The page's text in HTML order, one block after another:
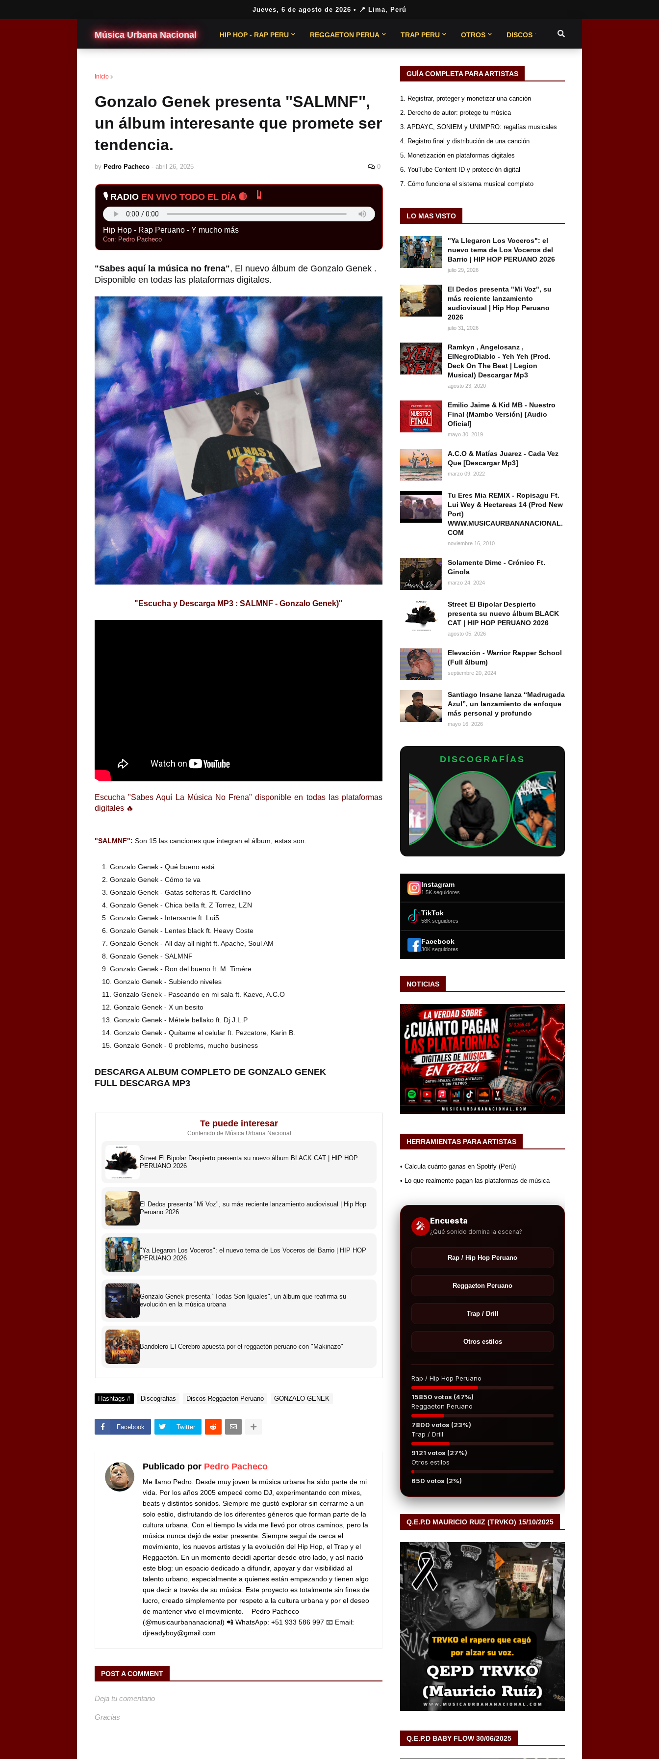
Jueves, 6 de agosto de 2026 • 📍 Lima, Perú
Música Urbana Nacional HIP HOP - RAP PERU REGGAETON PERUA TRAP PERU OTROS DISCOS
Inicio
Gonzalo Genek presenta "SALMNF",
un álbum interesante que promete ser
tendencia.
by Pedro Pacheco - abril 26, 2025 0
🎙️ RADIO EN VIVO TODO EL DÍA 🔴
Hip Hop - Rap Peruano - Y mucho más
Con: Pedro Pacheco
"Sabes aquí la música no frena", El nuevo álbum de Gonzalo Genek .
Disponible en todas las plataformas digitales.
"Escucha y Descarga MP3 : SALMNF - Gonzalo Genek)''
Escucha "Sabes Aquí La Música No Frena" disponible en todas las plataformas
digitales 🔥
"SALMNF": Son 15 las canciones que integran el álbum, estas son:
Gonzalo Genek - Qué bueno está
Gonzalo Genek - Cómo te va
Gonzalo Genek - Gatas solteras ft. Cardellino
Gonzalo Genek - Chica bella ft. Z Torrez, LZN
Gonzalo Genek - Intersante ft. Lui5
Gonzalo Genek - Lentes black ft. Heavy Coste
Gonzalo Genek - All day all night ft. Apache, Soul AM
Gonzalo Genek - SALMNF
Gonzalo Genek - Ron del bueno ft. M. Timére
Gonzalo Genek - Subiendo niveles
Gonzalo Genek - Paseando en mi sala ft. Kaeve, A.C.O
Gonzalo Genek - X un besito
Gonzalo Genek - Métele bellako ft. Dj J.L.P
Gonzalo Genek - Quítame el celular ft. Pezcatore, Karin B.
Gonzalo Genek - 0 problems, mucho business
DESCARGA ALBUM COMPLETO DE GONZALO GENEK
FULL DESCARGA MP3
Te puede interesar
Contenido de Música Urbana Nacional
Street El Bipolar Despierto presenta su nuevo álbum BLACK CAT | HIP HOP
PERUANO 2026
El Dedos presenta "Mi Voz", su más reciente lanzamiento audiovisual | Hip Hop
Peruano 2026
"Ya Llegaron Los Voceros": el nuevo tema de Los Voceros del Barrio | HIP HOP
PERUANO 2026
Gonzalo Genek presenta "Todas Son Iguales", un álbum que reafirma su
evolución en la música urbana
Bandolero El Cerebro apuesta por el reggaetón peruano con "Makinazo"
Hashtags # Discografias Discos Reggaeton Peruano GONZALO GENEK
Facebook Twitter
Publicado por Pedro Pacheco
Me llamo Pedro. Desde muy joven la música urbana ha sido parte de mi
vida. Por los años 2005 empecé como DJ, experimentando con mixes,
beats y distintos sonidos. Siempre me gustó explorar sin cerrarme a un
solo estilo, disfrutando de los diferentes géneros que forman parte de la
cultura urbana. Con el tiempo la vida me llevó por otros caminos, pero la
música nunca dejó de estar presente. Siempre seguí de cerca el
movimiento, los nuevos artistas y la evolución del Hip Hop, el Trap y el
Reggaetón.
En un momento decidí aportar desde otro lado, y así nació
este blog: un espacio dedicado a difundir, apoyar y dar visibilidad al
talento urbano, especialmente a quienes están empezando y tienen algo
que decir a través de su música.
Este proyecto es totalmente sin fines de
lucro, creado simplemente por respeto a la cultura urbana y por el deseo
de mantener vivo el movimiento. – Pedro Pacheco
(@musicaurbananacional) 📲 WhatsApp: +51 933 586 997 📧 Email:
djreadyboy@gmail.com
POST A COMMENT
Deja tu comentario
Gracias
GUÍA COMPLETA PARA ARTISTAS
1. Registrar, proteger y monetizar una canción
2. Derecho de autor: protege tu música
3. APDAYC, SONIEM y UNIMPRO: regalías musicales
4. Registro final y distribución de una canción
5. Monetización en plataformas digitales
6. YouTube Content ID y protección digital
7. Cómo funciona el sistema musical completo
LO MAS VISTO
"Ya Llegaron Los Voceros": el
nuevo tema de Los Voceros del
Barrio | HIP HOP PERUANO 2026
julio 29, 2026
El Dedos presenta "Mi Voz", su
más reciente lanzamiento
audiovisual | Hip Hop Peruano
2026
julio 31, 2026
Ramkyn , Angelosanz ,
ElNegroDiablo - Yeh Yeh (Prod.
Deck On The Beat | Legion
Musical) Descargar Mp3
agosto 23, 2020
Emilio Jaime & Kid MB - Nuestro
Final (Mambo Versión) [Audio
Oficial]
mayo 30, 2019
A.C.O & Matías Juarez - Cada Vez
Que [Descargar Mp3]
marzo 09, 2022
Tu Eres Mia REMIX - Ropisagu Ft.
Lui Wey & Hectareas 14 (Prod New
Port)
WWW.MUSICAURBANANACIONAL.
COM
noviembre 16, 2010
Solamente Dime - Crónico Ft.
Ginola
marzo 24, 2024
Street El Bipolar Despierto
presenta su nuevo álbum BLACK
CAT | HIP HOP PERUANO 2026
agosto 05, 2026
Elevación - Warrior Rapper School
(Full álbum)
septiembre 20, 2024
Santiago Insane lanza “Madrugada
Azul”, un lanzamiento de enfoque
más personal y profundo
mayo 16, 2026
DISCOGRAFÍAS
Instagram
1.5K seguidores
TikTok
58K seguidores
Facebook
30K seguidores
NOTICIAS
HERRAMIENTAS PARA ARTISTAS
• Calcula cuánto ganas en Spotify (Perú)
• Lo que realmente pagan las plataformas de música
🎤 Encuesta
¿Qué sonido domina la escena?
Rap / Hip Hop Peruano
Reggaeton Peruano
Trap / Drill
Otros estilos
Rap / Hip Hop Peruano
15850 votos (47%)
Reggaeton Peruano
7800 votos (23%)
Trap / Drill
9121 votos (27%)
Otros estilos
650 votos (2%)
Q.E.P.D MAURICIO RUIZ (TRVKO) 15/10/2025
Q.E.P.D BABY FLOW 30/06/2025